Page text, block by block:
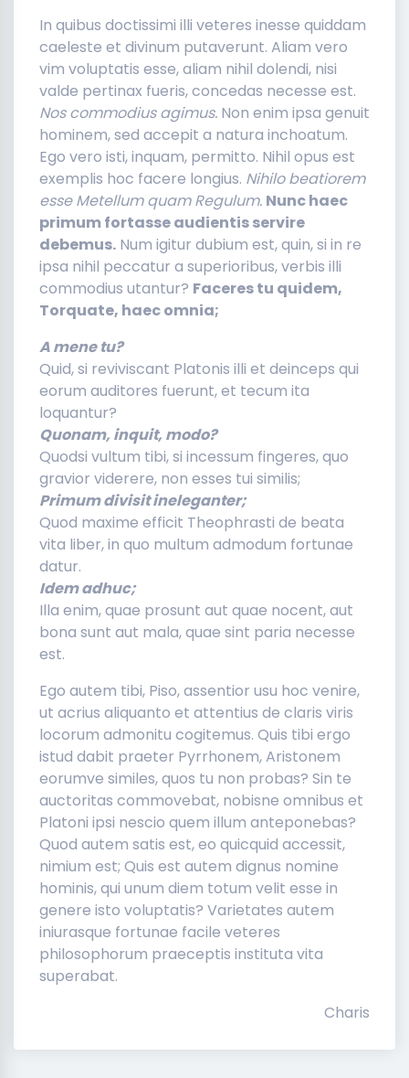
In quibus doctissimi illi veteres inesse quiddam
caeleste et divinum putaverunt. Aliam vero
vim voluptatis esse, aliam nihil dolendi, nisi
valde pertinax fueris, concedas necesse est.
Nos commodius agimus. Non enim ipsa genuit
hominem, sed accepit a natura inchoatum.
Ego vero isti, inquam, permitto. Nihil opus est
exemplis hoc facere longius. Nihilo beatiorem
esse Metellum quam Regulum. Nunc haec
primum fortasse audientis servire
debemus. Num igitur dubium est, quin, si in re
ipsa nihil peccatur a superioribus, verbis illi
commodius utantur? Faceres tu quidem,
Torquate, haec omnia;
A mene tu?
Quid, si reviviscant Platonis illi et deinceps qui
eorum auditores fuerunt, et tecum ita
loquantur?
Quonam, inquit, modo?
Quodsi vultum tibi, si incessum fingeres, quo
gravior viderere, non esses tui similis;
Primum divisit ineleganter;
Quod maxime efficit Theophrasti de beata
vita liber, in quo multum admodum fortunae
datur.
Idem adhuc;
Illa enim, quae prosunt aut quae nocent, aut
bona sunt aut mala, quae sint paria necesse
est.
Ego autem tibi, Piso, assentior usu hoc venire,
ut acrius aliquanto et attentius de claris viris
locorum admonitu cogitemus. Quis tibi ergo
istud dabit praeter Pyrrhonem, Aristonem
eorumve similes, quos tu non probas? Sin te
auctoritas commovebat, nobisne omnibus et
Platoni ipsi nescio quem illum anteponebas?
Quod autem satis est, eo quicquid accessit,
nimium est; Quis est autem dignus nomine
hominis, qui unum diem totum velit esse in
genere isto voluptatis? Varietates autem
iniurasque fortunae facile veteres
philosophorum praeceptis instituta vita
superabat.
Charis